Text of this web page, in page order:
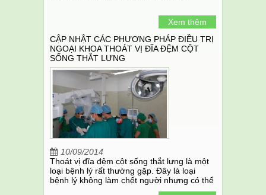
Xem thêm
CẬP NHẬT CÁC PHƯƠNG PHÁP ĐIỀU TRỊ
NGOẠI KHOA THOÁT VỊ ĐĨA ĐỆM CỘT
SỐNG THẮT LƯNG
10/09/2014
Thoát vị đĩa đệm cột sống thắt lưng là một
loại bệnh lý rất thường gặp. Đây là loại
bệnh lý không làm chết người nhưng có thể
gây đau và tàn phế cho những người bị